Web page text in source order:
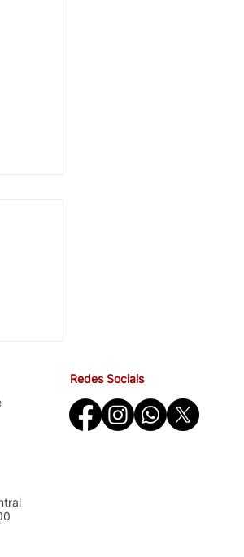
Redes Sociais